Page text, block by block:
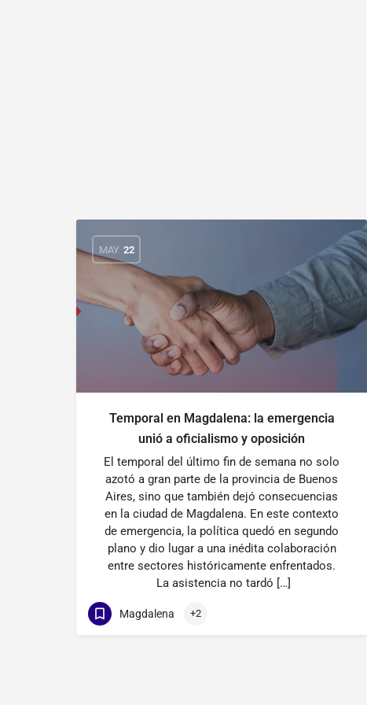
MAY 22
Temporal en Magdalena: la emergencia
unió a oficialismo y oposición
El temporal del último fin de semana no solo
azotó a gran parte de la provincia de Buenos
Aires, sino que también dejó consecuencias
en la ciudad de Magdalena. En este contexto
de emergencia, la política quedó en segundo
plano y dio lugar a una inédita colaboración
entre sectores históricamente enfrentados.
La asistencia no tardó […]
Magdalena +2